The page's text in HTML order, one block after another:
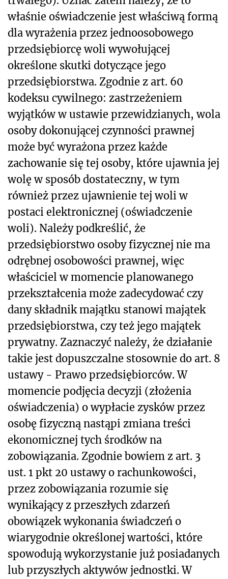
właśnie oświadczenie jest właściwą formą
dla wyrażenia przez jednoosobowego
przedsiębiorcę woli wywołującej
określone skutki dotyczące jego
przedsiębiorstwa. Zgodnie z art. 60
kodeksu cywilnego: zastrzeżeniem
wyjątków w ustawie przewidzianych, wola
osoby dokonującej czynności prawnej
może być wyrażona przez każde
zachowanie się tej osoby, które ujawnia jej
wolę w sposób dostateczny, w tym
również przez ujawnienie tej woli w
postaci elektronicznej (oświadczenie
woli). Należy podkreślić, że
przedsiębiorstwo osoby fizycznej nie ma
odrębnej osobowości prawnej, więc
właściciel w momencie planowanego
przekształcenia może zadecydować czy
dany składnik majątku stanowi majątek
przedsiębiorstwa, czy też jego majątek
prywatny. Zaznaczyć należy, że działanie
takie jest dopuszczalne stosownie do art. 8
ustawy - Prawo przedsiębiorców. W
momencie podjęcia decyzji (złożenia
oświadczenia) o wypłacie zysków przez
osobę fizyczną nastąpi zmiana treści
ekonomicznej tych środków na
zobowiązania. Zgodnie bowiem z art. 3
ust. 1 pkt 20 ustawy o rachunkowości,
przez zobowiązania rozumie się
wynikający z przeszłych zdarzeń
obowiązek wykonania świadczeń o
wiarygodnie określonej wartości, które
spowodują wykorzystanie już posiadanych
lub przyszłych aktywów jednostki. W